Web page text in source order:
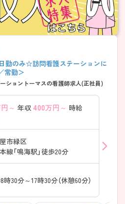
日勤のみ☆訪問看護ステーションに
常勤＞
ショントーマスの看護師求人(正社員)
～ 年収 400万円～ 時給
市緑区
線「鳴海駅」徒歩20分
時30分～17時30分（休憩60分）